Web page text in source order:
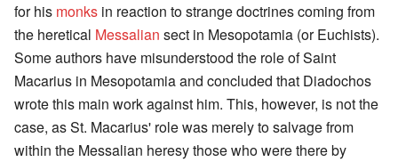
for his monks in reaction to strange doctrines coming from
the heretical Messalian sect in Mesopotamia (or Euchists).
Some authors have misunderstood the role of Saint
Macarius in Mesopotamia and concluded that Diadochos
wrote this main work against him. This, however, is not the
case, as St. Macarius' role was merely to salvage from
within the Messalian heresy those who were there by